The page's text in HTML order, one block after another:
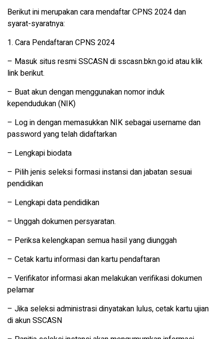
Berikut ini merupakan cara mendaftar CPNS 2024 dan
syarat-syaratnya:
1. Cara Pendaftaran CPNS 2024
– Masuk situs resmi SSCASN di sscasn.bkn.go.id atau klik
link berikut.
– Buat akun dengan menggunakan nomor induk
kependudukan (NIK)
– Log in dengan memasukkan NIK sebagai username dan
password yang telah didaftarkan
– Lengkapi biodata
– Pilih jenis seleksi formasi instansi dan jabatan sesuai
pendidikan
– Lengkapi data pendidikan
– Unggah dokumen persyaratan.
– Periksa kelengkapan semua hasil yang diunggah
– Cetak kartu informasi dan kartu pendaftaran
– Verifikator informasi akan melakukan verifikasi dokumen
pelamar
– Jika seleksi administrasi dinyatakan lulus, cetak kartu ujian
di akun SSCASN